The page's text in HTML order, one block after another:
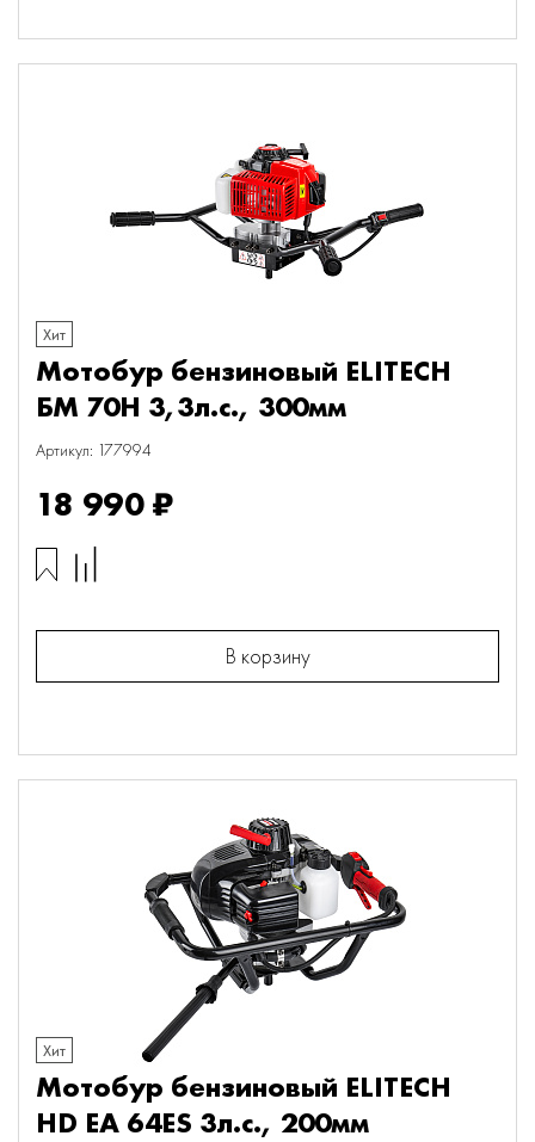
Хит
Мотобур бензиновый ELITECH
БМ 70Н 3,3л.с., 300мм
Артикул: 177994
18 990 ₽
В корзину
Хит
Мотобур бензиновый ELITECH
HD EA 64ES 3л.с., 200мм